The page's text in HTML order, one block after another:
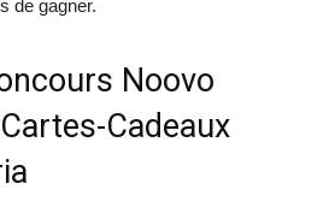
de gagner.
Noovo
Cadeaux